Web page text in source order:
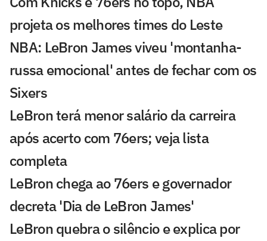
projeta os melhores times do Leste
NBA: LeBron James viveu 'montanha-
russa emocional' antes de fechar com os
Sixers
LeBron terá menor salário da carreira
após acerto com 76ers; veja lista
completa
LeBron chega ao 76ers e governador
decreta 'Dia de LeBron James'
LeBron quebra o silêncio e explica por